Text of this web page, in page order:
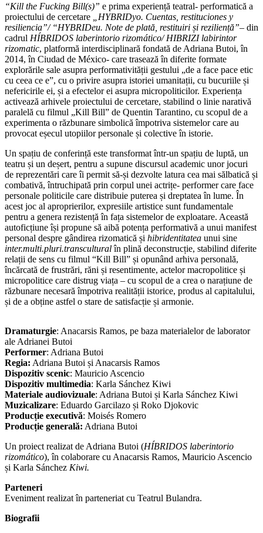
“Kill the Fucking Bill(s)” e prima experiență teatral- performatică a
proiectului de cercetare
„HYBRIDyo. Cuentas, restituciones y
resiliencia”/ “HYBRIDeu. Note de plată, restituiri și reziliență”– din
cadrul HÍBRIDOS laberintorio rizomático/ HIBRIZI labirintor
rizomatic, platformă interdisciplinară fondată de Adriana Butoi, în
2014, în Ciudad de México- care trasează în diferite formate
explorările sale asupra performativității gestului „de a face pace etic
cu ceea ce e”, cu o privire asupra istoriei umanitații, cu bucuriile și
nefericirile ei, și a efectelor ei asupra micropoliticilor. Experiența
activează arhivele proiectului de cercetare, stabilind o linie narativă
paralelă cu filmul „Kill Bill” de Quentin Tarantino, cu scopul de a
experimenta o răzbunare simbolică împotriva sistemelor care au
provocat eșecul utopiilor personale și colective în istorie.
Un spațiu de conferință este transformat într-un spațiu de luptă, un
teatru și un deșert, pentru a supune discursul academic unor jocuri
de reprezentări care îi permit să-și dezvolte latura cea mai sălbatică și
combativă, întruchipată prin corpul unei actrițe- performer care face
personale politicile care distribuie puterea și dreptatea în lume. În
acest joc al aproprierilor, expresiile artistice sunt fundamentale
pentru a genera rezistență în fața sistemelor de exploatare. Această
autoficțiune își propune să aibă potența performativă a unui manifest
personal despre gândirea rizomatică și hibridentitatea unui sine
inter.multi.pluri.transculturalîn plină deconstrucție, stabilind diferite
relații de sens cu filmul “Kill Bill” și opunând arhiva personală,
încărcată de frustrări, răni și resentimente, actelor macropolitice și
micropolitice care distrug viața – cu scopul de a crea o narațiune de
răzbunare necesară împotriva realității istorice, produs al capitalului,
și de a obține astfel o stare de satisfacție și armonie.
Dramaturgie: Anacarsis Ramos, pe baza materialelor de laborator
ale Adrianei Butoi
Performer: Adriana Butoi
Regia: Adriana Butoi și Anacarsis Ramos
Dispozitiv scenic: Mauricio Ascencio
Dispozitiv multimedia: Karla Sánchez Kiwi
Materiale audiovizuale: Adriana Butoi și Karla Sánchez Kiwi
Muzicalizare: Eduardo Garcilazo și Roko Djokovic
Producție executivă: Moisés Romero
Producție generală: Adriana Butoi
Un proiect realizat de Adriana Butoi (HÍBRIDOS laberintorio
rizomático), în colaborare cu Anacarsis Ramos, Mauricio Ascencio
și Karla Sánchez Kiwi.
Parteneri
Eveniment realizat în parteneriat cu Teatrul Bulandra.
Biografii